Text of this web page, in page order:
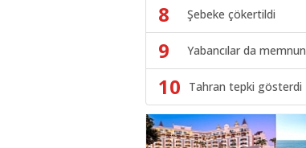
8 Şebeke çökertildi
9 Yabancılar da memnun
10 Tahran tepki gösterdi